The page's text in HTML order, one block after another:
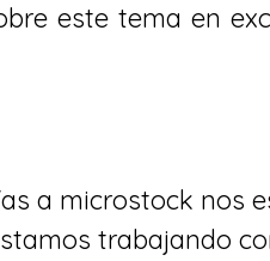
este tema en
a microstock nos
trabajando